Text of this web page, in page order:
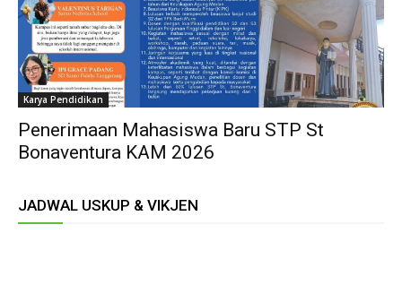
Karya Pendidikan
Penerimaan Mahasiswa Baru STP St
Bonaventura KAM 2026
JADWAL USKUP & VIKJEN